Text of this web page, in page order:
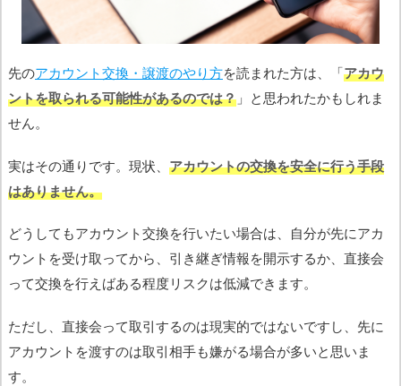
先のアカウント交換・譲渡のやり方を読まれた方は、「アカウ
ントを取られる可能性があるのでは？ 」と思われたかもしれま
せん。
実はその通りです。現状、 アカウントの交換を安全に行う手段
はありません。
どうしてもアカウント交換を行いたい場合は、自分が先にアカ
ウントを受け取ってから、引き継ぎ情報を開示するか、直接会
って交換を行えばある程度リスクは低減できます。
ただし、直接会って取引するのは現実的ではないですし、先に
アカウントを渡すのは取引相手も嫌がる場合が多いと思いま
す。